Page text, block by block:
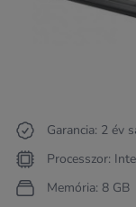
Garancia: 2 év
Processzor:
Memória: 8 GB